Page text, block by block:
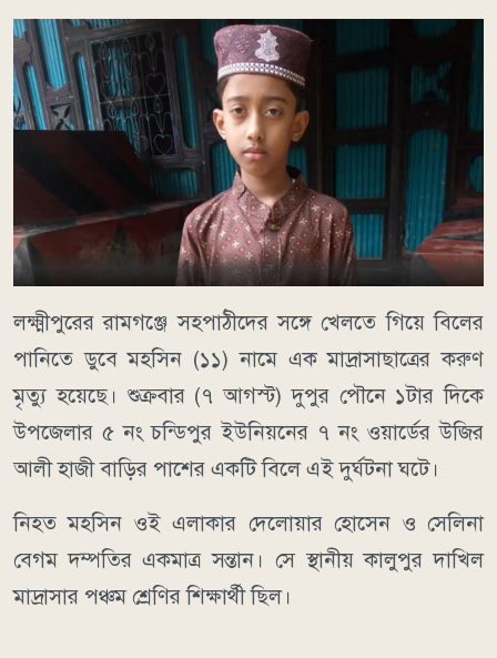
লক্ষ্মীপুরের রামগঞ্জে সহপাঠীদের সঙ্গে খেলতে গিয়ে বিলের
পানিতে ডুবে মহসিন (১১) নামে এক মাদ্রাসাছাত্রের করুণ
মৃত্যু হয়েছে। শুক্রবার (৭ আগস্ট) দুপুর পৌনে ১টার দিকে
উপজেলার ৫ নং চন্ডিপুর ইউনিয়নের ৭ নং ওয়ার্ডের উজির
আলী হাজী বাড়ির পাশের একটি বিলে এই দুর্ঘটনা ঘটে।
নিহত মহসিন ওই এলাকার দেলোয়ার হোসেন ও সেলিনা
বেগম দম্পতির একমাত্র সন্তান। সে স্থানীয় কালুপুর দাখিল
মাদ্রাসার পঞ্চম শ্রেণির শিক্ষার্থী ছিল।